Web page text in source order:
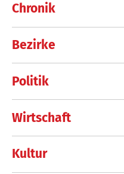
Chronik
Bezirke
Politik
Wirtschaft
Kultur